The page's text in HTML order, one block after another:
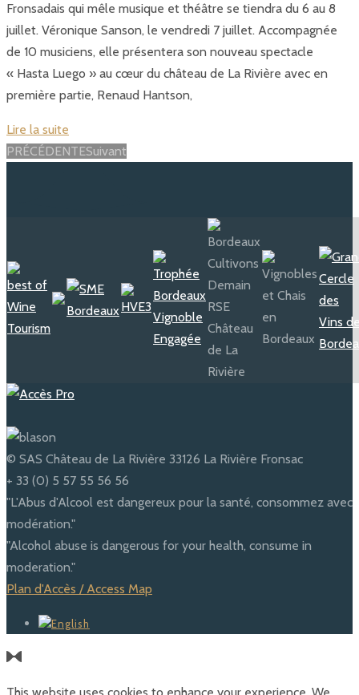
Fronsadais qui mêle musique et théâtre se tiendra du 6 au 8
juillet. Véronique Sanson, le vendredi 7 juillet. Accompagnée
de 10 musiciens, elle présentera son nouveau spectacle
« Hasta Luego » au cœur du château de La Rivière avec en
première partie, Renaud Hantson,
Lire la suite
Posts
PRÉCÉDENTESuivant
© SAS Château de La Rivière 33126 La Rivière Fronsac
+ 33 (0) 5 57 55 56 56
"L'Abus d'Alcool est dangereux pour la santé, consommez avec
modération."
"Alcohol abuse is dangerous for your health, consume in
moderation."
Plan d'Accès / Access Map